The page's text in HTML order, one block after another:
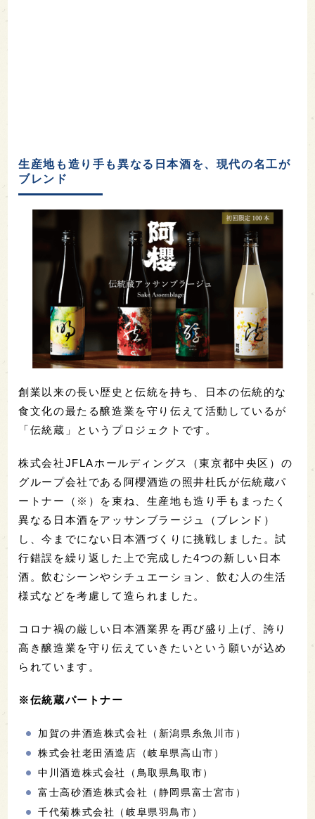
生産地も造り手も異なる日本酒を、現代の名工が
ブレンド
創業以来の長い歴史と伝統を持ち、日本の伝統的な
食文化の最たる醸造業を守り伝えて活動しているが
「伝統蔵」というプロジェクトです。
株式会社JFLAホールディングス（東京都中央区）の
グループ会社である阿櫻酒造の照井杜氏が伝統蔵パ
ートナー（※）を束ね、生産地も造り手もまったく
異なる日本酒をアッサンブラージュ（ブレンド）
し、今までにない日本酒づくりに挑戦しました。試
行錯誤を繰り返した上で完成した4つの新しい日本
酒。飲むシーンやシチュエーション、飲む人の生活
様式などを考慮して造られました。
コロナ禍の厳しい日本酒業界を再び盛り上げ、誇り
高き醸造業を守り伝えていきたいという願いが込め
られています。
※伝統蔵パートナー
加賀の井酒造株式会社（新潟県糸魚川市）
株式会社老田酒造店（岐阜県高山市）
中川酒造株式会社（鳥取県鳥取市）
富士高砂酒造株式会社（静岡県富士宮市）
千代菊株式会社（岐阜県羽鳥市）